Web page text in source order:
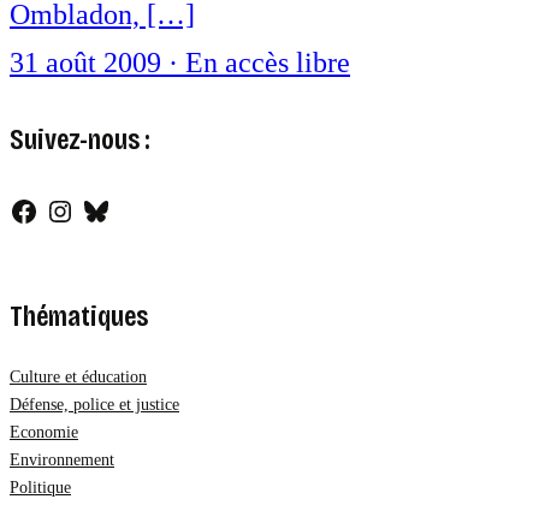
Ombladon, […]
31 août 2009 · En accès libre
Suivez-nous :
Facebook
Instagram
Bluesky
Thématiques
Culture et éducation
Défense, police et justice
Economie
Environnement
Politique